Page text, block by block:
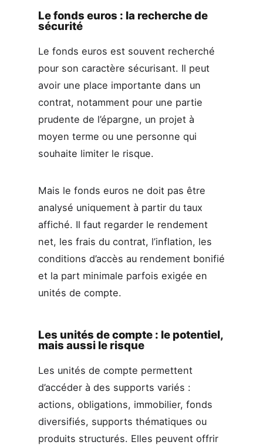
Le fonds euros : la recherche de
sécurité
Le fonds euros est souvent recherché
pour son caractère sécurisant. Il peut
avoir une place importante dans un
contrat, notamment pour une partie
prudente de l’épargne, un projet à
moyen terme ou une personne qui
souhaite limiter le risque.
Mais le fonds euros ne doit pas être
analysé uniquement à partir du taux
affiché. Il faut regarder le rendement
net, les frais du contrat, l’inflation, les
conditions d’accès au rendement bonifié
et la part minimale parfois exigée en
unités de compte.
Les unités de compte : le potentiel,
mais aussi le risque
Les unités de compte permettent
d’accéder à des supports variés :
actions, obligations, immobilier, fonds
diversifiés, supports thématiques ou
produits structurés. Elles peuvent offrir